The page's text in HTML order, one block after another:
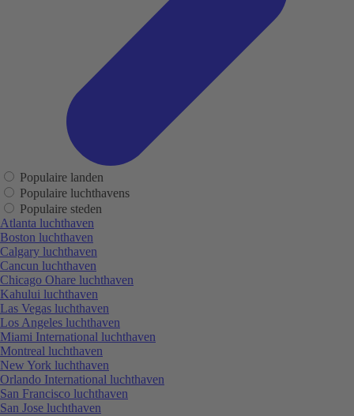
Populaire landen
Populaire luchthavens
Populaire steden
Atlanta luchthaven
Boston luchthaven
Calgary luchthaven
Cancun luchthaven
Chicago Ohare luchthaven
Kahului luchthaven
Las Vegas luchthaven
Los Angeles luchthaven
Miami International luchthaven
Montreal luchthaven
New York luchthaven
Orlando International luchthaven
San Francisco luchthaven
San Jose luchthaven